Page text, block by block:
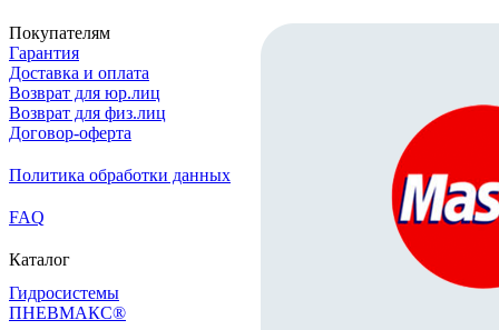
Покупателям
Гарантия
Доставка и оплата
Возврат для юр.лиц
Возврат для физ.лиц
Договор-оферта
Политика обработки данных
FAQ
Каталог
Гидросистемы
ПНЕВМАКС®